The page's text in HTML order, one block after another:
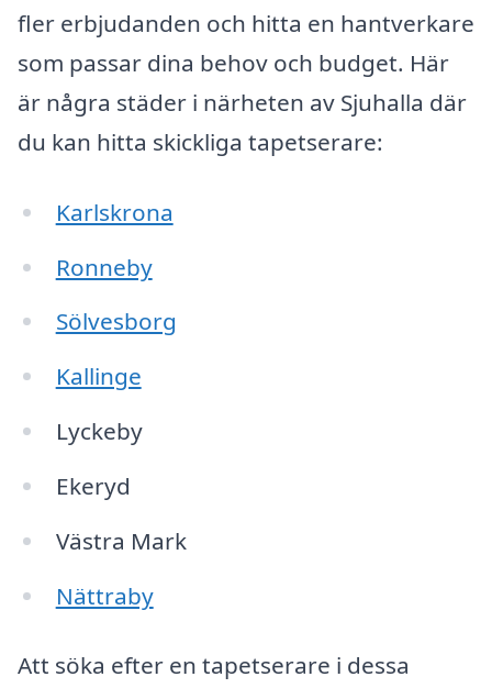
fler erbjudanden och hitta en hantverkare
som passar dina behov och budget. Här
är några städer i närheten av Sjuhalla där
du kan hitta skickliga tapetserare:
Karlskrona
Ronneby
Sölvesborg
Kallinge
Lyckeby
Ekeryd
Västra Mark
Nättraby
Att söka efter en tapetserare i dessa